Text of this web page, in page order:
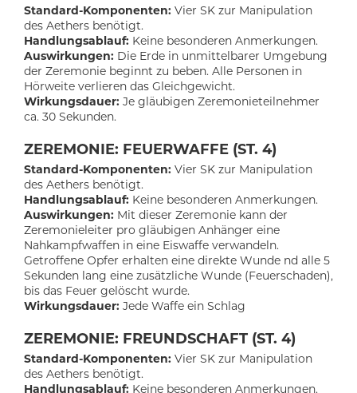
Standard-Komponenten: Vier SK zur Manipulation
des Aethers benötigt.
Handlungsablauf: Keine besonderen Anmerkungen.
Auswirkungen: Die Erde in unmittelbarer Umgebung
der Zeremonie beginnt zu beben. Alle Personen in
Hörweite verlieren das Gleichgewicht.
Wirkungsdauer: Je gläubigen Zeremonieteilnehmer
ca. 30 Sekunden.
ZEREMONIE: FEUERWAFFE (ST. 4)
Standard-Komponenten: Vier SK zur Manipulation
des Aethers benötigt.
Handlungsablauf: Keine besonderen Anmerkungen.
Auswirkungen: Mit dieser Zeremonie kann der
Zeremonieleiter pro gläubigen Anhänger eine
Nahkampfwaffen in eine Eiswaffe verwandeln.
Getroffene Opfer erhalten eine direkte Wunde nd alle 5
Sekunden lang eine zusätzliche Wunde (Feuerschaden),
bis das Feuer gelöscht wurde.
Wirkungsdauer: Jede Waffe ein Schlag
ZEREMONIE: FREUNDSCHAFT (ST. 4)
Standard-Komponenten: Vier SK zur Manipulation
des Aethers benötigt.
Handlungsablauf: Keine besonderen Anmerkungen.